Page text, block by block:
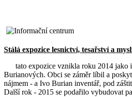
Stálá expozice lesnictví, tesařství a
tato expozice vznikla roku 2014 jako
Burianových. Obci se záměr líbil a
nájmem - a Ivo Burian inventář, pod
Další rok - 2015 se podařilo vybudovat